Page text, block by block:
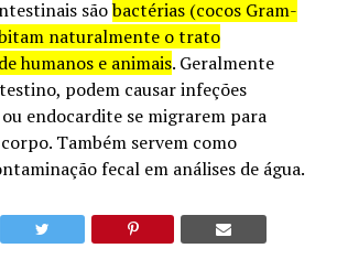
sãobactérias (cocos Gram-
naturalmente o trato
humanos e animais. Geralmente
podem causar infeções
endocardite se migrarem para
Também servem como
fecal em análises de água.